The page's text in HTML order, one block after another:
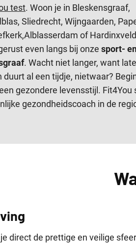
test. Woon je in Bleskensgraaf,
Sliedrecht, Wijngaarden,
of
even langs bij onze sport-
. Wacht niet langer, want
al een tijdje, nietwaar?
gezondere levensstijl. Fit4You
gezondheidscoach in de
direct de prettige en veilige